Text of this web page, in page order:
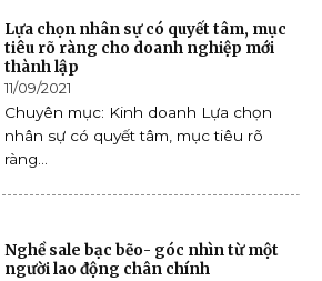
Lựa chọn nhân sự có quyết tâm, mục
tiêu rõ ràng cho doanh nghiệp mới
thành lập
11/09/2021
Chuyên mục: Kinh doanh Lựa chọn
nhân sự có quyết tâm, mục tiêu rõ
ràng...
Nghề sale bạc bẽo- góc nhìn từ một
người lao động chân chính